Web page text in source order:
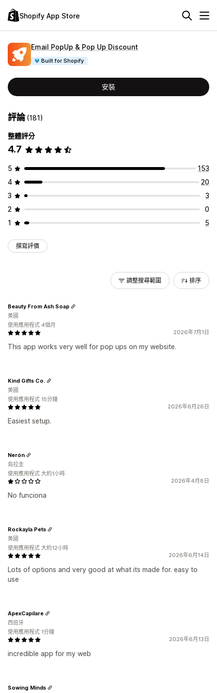
Shopify App Store
Email PopUp & Pop Up Discount
Built for Shopify
安裝
評論(181)
整體評分
4.7
5
153
4
20
3
3
2
0
1
5
撰寫評價
調整搜尋範圍 排序
2026年7月1日
This app works very well for pop ups on my website.
Beauty From Ash Soap
美國
使用應用程式 4個月
2026年6月26日
Easiest setup.
Kind Gifts Co.
美國
使用應用程式 15分鐘
2026年4月8日
No funciona
Nerón
烏拉圭
使用應用程式 大約1小時
2026年6月14日
Lots of options and very good at what its made for. easy to
use
Rockayla Pets
美國
使用應用程式 大約12小時
2026年6月13日
incredible app for my web
ApexCapilare
西班牙
使用應用程式 1分鐘
Sowing Minds